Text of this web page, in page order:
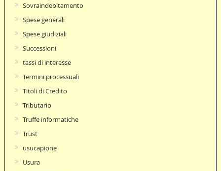
Sovraindebitamento
Spese generali
Spese giudiziali
Successioni
tassi di interesse
Termini processuali
Titoli di Credito
Tributario
Truffe informatiche
Trust
usucapione
Usura